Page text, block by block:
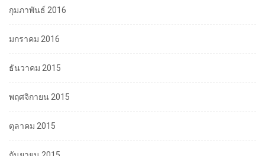
กุมภาพันธ์ 2016
มกราคม 2016
ธันวาคม 2015
พฤศจิกายน 2015
ตุลาคม 2015